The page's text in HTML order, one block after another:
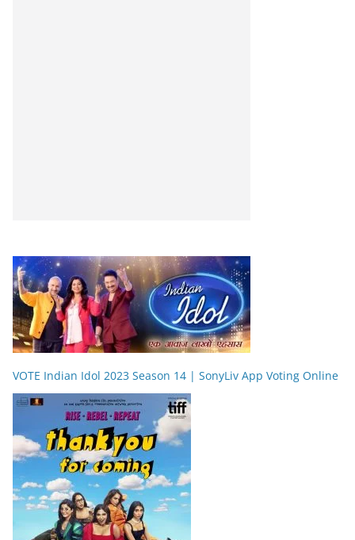
VOTE Indian Idol 2023 Season 14 | SonyLiv App Voting Online